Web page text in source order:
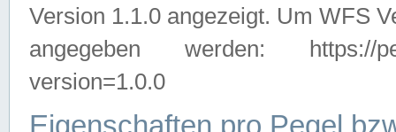
Version 1.1.0 angezeigt. Um WFS
angegeben werden: https://
version=1.0.0
Eigenschaften pro Pegel